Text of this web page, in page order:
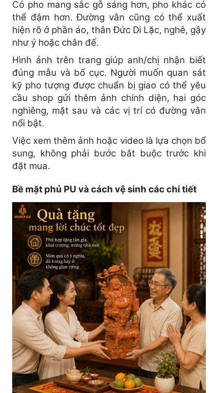
Có pho mang sắc gỗ sáng hơn, pho khác có
thể đậm hơn. Đường vân cũng có thể xuất
hiện rõ ở phần áo, thân Đức Di Lặc, nghê, gậy
như ý hoặc chân đế.
Hình ảnh trên trang giúp anh/chị nhận biết
đúng mẫu và bố cục. Người muốn quan sát
kỹ pho tượng được chuẩn bị giao có thể yêu
cầu shop gửi thêm ảnh chính diện, hai góc
nghiêng, mặt sau và các vị trí có đường vân
nổi bật.
Việc xem thêm ảnh hoặc video là lựa chọn bổ
sung, không phải bước bắt buộc trước khi
đặt mua.
Bề mặt phủ PU và cách vệ sinh các chi tiết